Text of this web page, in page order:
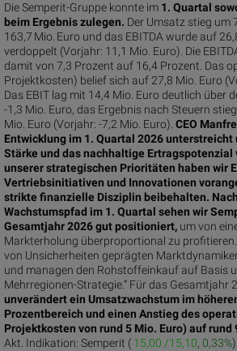
Die Semperit-Gruppe konnte im 1. Quartal
beim Ergebnis zulegen. Der Umsatz stieg um
163,7 Mio. Euro und das EBITDA wurde auf
verdoppelt (Vorjahr: 11,1 Mio. Euro). Die
damit von 7,3 Prozent auf 16,4 Prozent. Das
Projektkosten) belief sich auf 27,8 Mio. Euro
Das EBIT lag mit 14,4 Mio. Euro deutlich über
-1,3 Mio. Euro, das Ergebnis nach Steuern
Mio. Euro (Vorjahr: -7,2 Mio. Euro). CEO
Entwicklung im 1. Quartal 2026 unterstreicht
Stärke und das nachhaltige Ertragspotenzial
unserer strategischen Prioritäten haben wir
Vertriebsinitiativen und Innovationen
strikte finanzielle Disziplin beibehalten.
Wachstumspfad im 1. Quartal sehen wir
Gesamtjahr 2026 gut positioniert, um von
Markterholung überproportional zu
von Unsicherheiten geprägten
und managen den Rohstoffeinkauf auf Basis
Mehrregionen-Strategie.“ Für das Gesamtjahr
unverändert ein Umsatzwachstum im
Prozentbereich und einen Anstieg des
Projektkosten von rund 5 Mio. Euro) auf rund
Semperit (
Akt. Indikation: 15,00 /15,10, 0,33%)